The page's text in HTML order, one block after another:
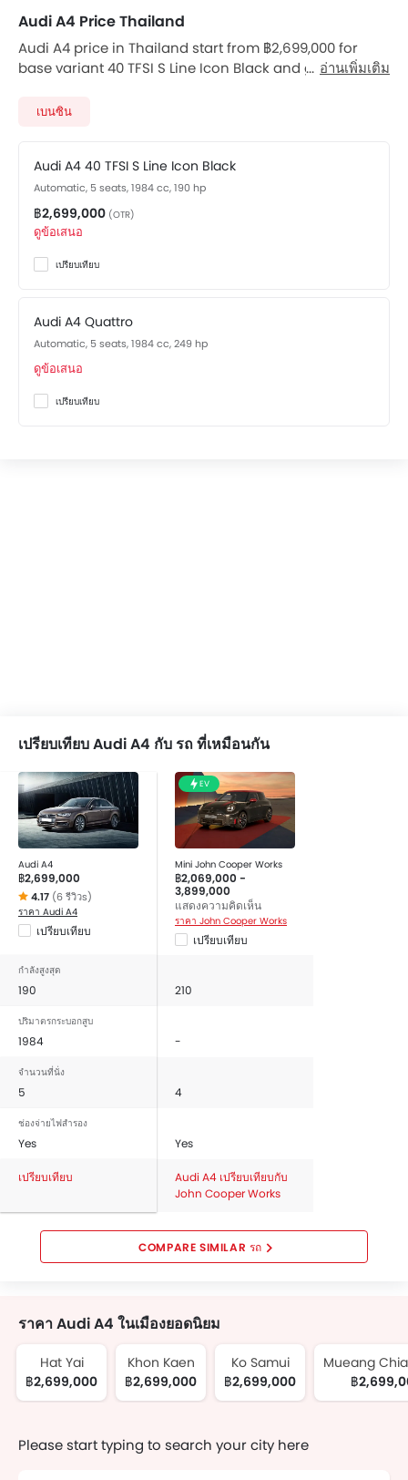
ทั้งสามรุ่นมาพร้อมเครื่องยนต์เบนซิน 4 สูบ 1984 ซีซีที่สร้างกำลัง
ขับได้ถึง 252 แรงม้าและแรงบิดที่ 370 นิวตันเมตร ทั้งสามรุ่น
ของ A4 มีระบบเกียร์อัตโนมัติและ A4 มาในชุดสีที่หลากหลายถึง
7 สีสดใส ราคาของ A4 ระหว่าง 2.7 ล้านบาทถึง 3.25 ล้านบาท
Saloon ในประเทศไทย
เอฟเอสไอ, 40 TFSI S Line Icon Black, 45 ทีเอสเอฟไอ ควอท
โทร เอส ไลน์ and 45 TFSI Quattro S line Black Edition.
The Audi A4 is powered by a 1984cc 4-cylinder เบนซิน
engine produces 190 hp of power and 320 Nm of
The feature list of Audi A4 includes เซ็นทรัลล็อค, ระบบ
กุญแจนิรภัย, ระบบล็อคประตูรถ and ระบบสัญญานกันขโมย in
terms of security.
Features for Comfort & Convenience include ระบบ
CD, ช่องเชื่อมต่อ USB และ/หรือ AUX, ลำโพงด้านหน้า, ลำโพง
ด้านหลัง and ระบบเครื่องเสียงแบบ 2DIN.
The interior features include มาตรวัดความเร็วรอบ, หน้าปัด
บอกระยะทางแบบมัลติทริป, เบาะหนัง, พวงมาลัยหุ้มหนัง, นาฬิกา
แบบดิจิตอล, หน้าปัดบอกระยะทางแบบดิจิตอล and ถังน้ำมัน
ออกแบบให้อยู่กลางตัวรถ.
If we talk about the exterior features then it include
ระบบปรับไฟหน้า สูง / ต่ำ, กระจกมองข้างปรับไฟฟ้า, ระบบปัด
น้ำฝนอัตโนมัติ, ระบบปัดน้ำฝนด้านหลัง, ระบบไล่ฝ้ากระจกหลัง,
ล้ออัลลอย, สปอยเลอร์หลัง, ซันรูฟ, กระจกมองข้างพร้อมไฟเลี้ยว
ในตัว, เสาอากาศวิทยุแบบฝัง, สั้น หรือครีบฉลาม, ราวหลังคา
The safety features of the Model includes the ไฟเตือน
สถานะเครื่องยนต์, ถุงลมฝั่งคนขับ, ถุงลมฝั่งคนนั่ง, ถุงลมด้านข้าง
คู่หน้า, ล็อกประตูป้องกันเด็ก, ระบบป้องกันล้อล็อก, ระบบกระจาย
แรงเบรก, ระบบช่วยควบคุมการทรงตัวขณะเข้าโค้ง, เข็มขัด
กระจกมองหลังแบบตัดแสง, กล้องส่องภาพด้านหลัง, สัญญาณกะ
ระยะถอยหลัง, เซ็นเซอร์ตรวจจับการชน, คานเหล็กด้านหน้ารถ,
Works
Audi A4 Price Thailand
Audi A4 price in Thailand start from ฿2,699,000 for
base variant 40 TFSI S Line Icon Black and goes upto
variants. Audi A4 price for automatic version starts
อ่านเพิ่มเติม
เบนซิน
Audi A4 40 TFSI S Line Icon Black
Automatic, 5 seats, 1984 cc, 190 hp
฿2,699,000 (OTR)
ดูข้อเสนอ
เปรียบเทียบ
Audi A4 Quattro
Automatic, 5 seats, 1984 cc, 249 hp
ดูข้อเสนอ
เปรียบเทียบ
เปรียบเทียบ Audi A4 กับ รถ ที่เหมือนกัน
Audi A4
฿2,699,000
4.17 (6 รีวิวs)
ราคา Audi A4
เปรียบเทียบ
EV
Mini John Cooper Works
฿2,069,000 -
3,899,000
แสดงความคิดเห็น
ราคา John Cooper Works
เปรียบเทียบ
กำลังสูงสุด
190 210
ปริมาตรกระบอกสูบ
1984 -
จำนวนที่นั่ง
5 4
ช่องจ่ายไฟสำรอง
Yes Yes
เปรียบเทียบ
Audi A4 เปรียบเทียบกับ
John Cooper Works
COMPARE SIMILAR รถ
ราคา Audi A4 ในเมืองยอดนิยม
Hat Yai
฿2,699,000
Khon Kaen
฿2,699,000
Ko Samui
฿2,699,000
Mueang
฿
Please start typing to search your city here